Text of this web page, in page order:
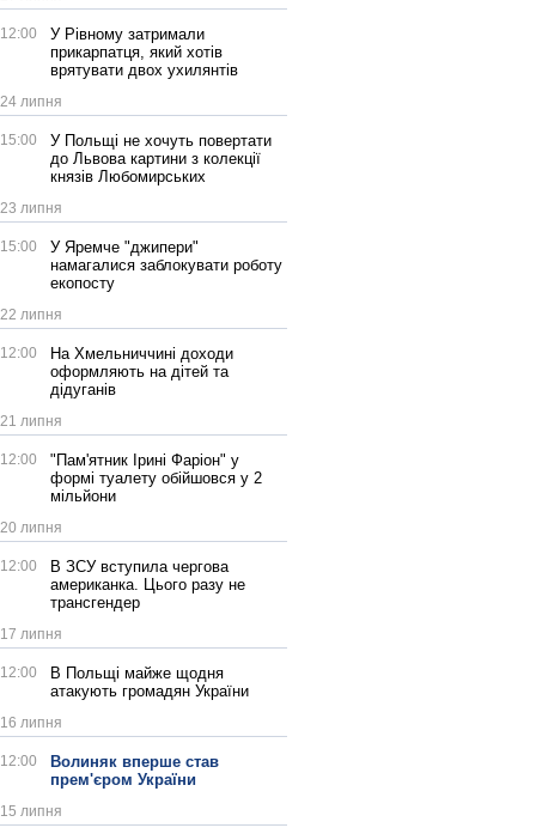
12:00
У Рівному затримали
прикарпатця, який хотів
врятувати двох ухилянтів
24 липня
15:00
У Польщі не хочуть повертати
до Львова картини з колекції
князів Любомирських
23 липня
15:00
У Яремче "джипери"
намагалися заблокувати роботу
екопосту
22 липня
12:00
На Хмельниччині доходи
оформляють на дітей та
дідуганів
21 липня
12:00
"Пам'ятник Ірині Фаріон" у
формі туалету обійшовся у 2
мільйони
20 липня
12:00
В ЗСУ вступила чергова
американка. Цього разу не
трансгендер
17 липня
12:00
В Польщі майже щодня
атакують громадян України
16 липня
12:00
Волиняк вперше став
прем'єром України
15 липня